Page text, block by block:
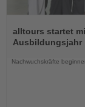
Sie
die
alltours startet
Ausbildungsjahr
Nachwuchskräfte